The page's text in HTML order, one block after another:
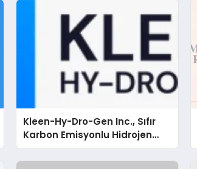
Kleen-Hy-Dro-Gen Inc., Sıfır
Karbon Emisyonlu Hidrojen
Isıtma Teknolojisinde ISO ve
TSSA Düzenleyici Onaylarını